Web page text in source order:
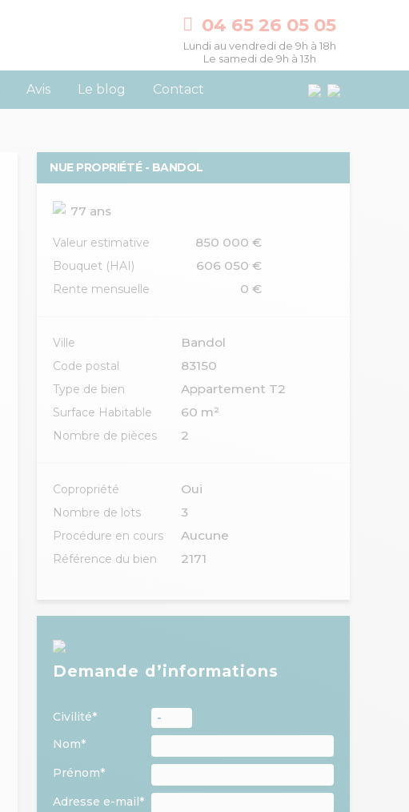
04 65 26 05 05
Lundi au vendredi de 9h à 18h
Le samedi de 9h à 13h
Avis Le blog Contact
NUE PROPRIÉTÉ - BANDOL
77 ans
Valeur estimative 850 000 €
Bouquet (HAI) 606 050 €
Rente mensuelle 0 €
Ville Bandol
Code postal 83150
Type de bien Appartement T2
Surface Habitable 60 m²
Nombre de pièces 2
Copropriété Oui
Nombre de lots 3
Procédure en cours Aucune
Référence du bien 2171
Demande d’informations
Civilité*
Nom*
Prénom*
Adresse e-mail*